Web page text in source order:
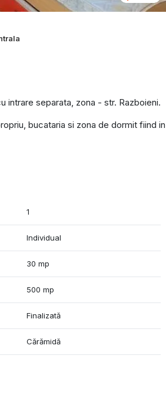
intrare separata, zona - str. Razboieni.
bucataria si zona de dormit fiind in
1
Individual
30 mp
500 mp
Finalizată
Cărămidă